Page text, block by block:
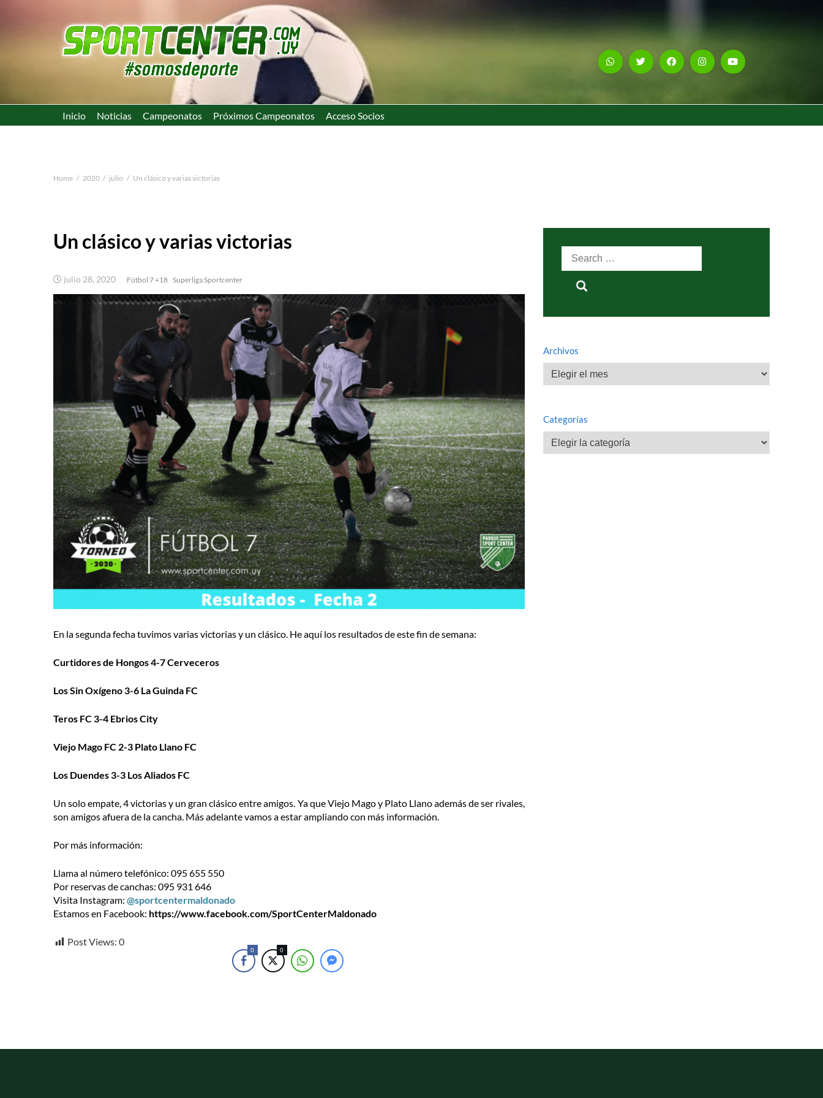
Inicio Noticias Campeonatos Próximos Campeonatos Acceso Socios
Home 2020 julio Un clásico y varias victorias
Un clásico y varias victorias
julio 28, 2020 Fútbol 7 +18 Superliga Sportcenter
En la segunda fecha tuvimos varias victorias y un clásico. He aquí los resultados de este fin de semana:
Curtidores de Hongos 4-7 Cerveceros
Los Sin Oxígeno 3-6 La Guinda FC
Teros FC 3-4 Ebrios City
Viejo Mago FC 2-3 Plato Llano FC
Los Duendes 3-3 Los Aliados FC
Un solo empate, 4 victorias y un gran clásico entre amigos. Ya que Viejo Mago y Plato Llano además de ser rivales,
son amigos afuera de la cancha. Más adelante vamos a estar ampliando con más información.
Por más información:
Llama al número telefónico: 095 655 550
Por reservas de canchas: 095 931 646
Visita Instagram: @sportcentermaldonado
Estamos en Facebook: https://www.facebook.com/SportCenterMaldonado
Post Views: 0
0 0
Search
for:
Archivos
Archivos
Categorías
Categorías